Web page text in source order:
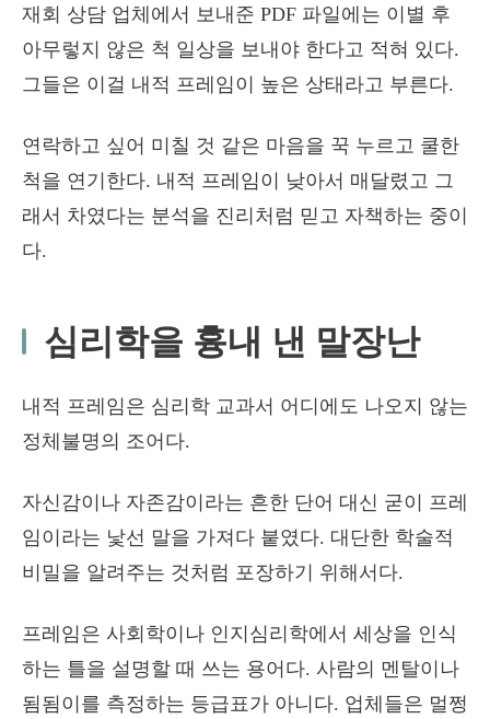
재회 상담 업체에서 보내준 PDF 파일에는 이별 후
아무렇지 않은 척 일상을 보내야 한다고 적혀 있다.
그들은 이걸 내적 프레임이 높은 상태라고 부른다.
연락하고 싶어 미칠 것 같은 마음을 꾹 누르고 쿨한
척을 연기한다. 내적 프레임이 낮아서 매달렸고 그
래서 차였다는 분석을 진리처럼 믿고 자책하는 중이
다.
심리학을 흉내 낸 말장난
내적 프레임은 심리학 교과서 어디에도 나오지 않는
정체불명의 조어다.
자신감이나 자존감이라는 흔한 단어 대신 굳이 프레
임이라는 낯선 말을 가져다 붙였다. 대단한 학술적
비밀을 알려주는 것처럼 포장하기 위해서다.
프레임은 사회학이나 인지심리학에서 세상을 인식
하는 틀을 설명할 때 쓰는 용어다. 사람의 멘탈이나
됨됨이를 측정하는 등급표가 아니다. 업체들은 멀쩡